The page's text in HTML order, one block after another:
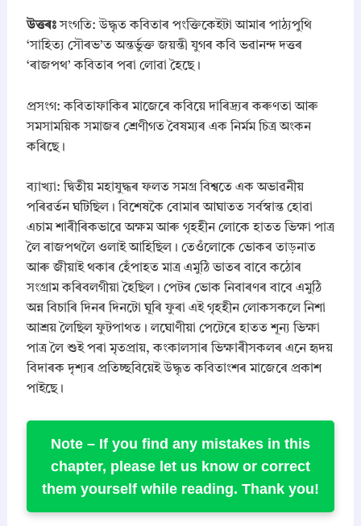
উত্তৰঃসংগতি: উদ্ধৃত কবিতাৰ পংক্তিকেইটা আমাৰ পাঠ্যপুথি
‘সাহিত্য সৌৰভ’ত অন্তৰ্ভুক্ত জয়ন্তী যুগৰ কবি ভৱানন্দ দত্তৰ
‘ৰাজপথ’ কবিতাৰ পৰা লোৱা হৈছে।
​প্ৰসংগ: কবিতাফাকিৰ মাজেৰে কবিয়ে দাৰিদ্ৰ্যৰ কৰুণতা আৰু
সমসাময়িক সমাজৰ শ্ৰেণীগত বৈষম্যৰ এক নিৰ্মম চিত্ৰ অংকন
কৰিছে।
​ব্যাখ্যা: দ্বিতীয় মহাযুদ্ধৰ ফলত সমগ্ৰ বিশ্বতে এক অভাৱনীয়
পৰিৱৰ্তন ঘটিছিল। বিশেষকৈ বোমাৰ আঘাতত সৰ্বস্বান্ত হোৱা
এচাম শাৰীৰিকভাৱে অক্ষম আৰু গৃহহীন লোকে হাতত ভিক্ষা পাত্ৰ
লৈ ৰাজপথলৈ ওলাই আহিছিল। তেওঁলোকে ভোকৰ তাড়নাত
আৰু জীয়াই থকাৰ হেঁপাহত মাত্ৰ এমুঠি ভাতৰ বাবে কঠোৰ
সংগ্ৰাম কৰিবলগীয়া হৈছিল। পেটৰ ভোক নিবাৰণৰ বাবে এমুঠি
অন্ন বিচাৰি দিনৰ দিনটো ঘূৰি ফুৰা এই গৃহহীন লোকসকলে নিশা
আশ্ৰয় লৈছিল ফুটপাথত। লঘোণীয়া পেটেৰে হাতত শূন্য ভিক্ষা
পাত্ৰ লৈ শুই পৰা মৃতপ্ৰায়, কংকালসাৰ ভিক্ষাৰীসকলৰ এনে হৃদয়
বিদাৰক দৃশ্যৰ প্ৰতিচ্ছবিয়েই উদ্ধৃত কবিতাংশৰ মাজেৰে প্ৰকাশ
পাইছে।
Note – If you find any mistakes in this
chapter, please let us know or correct
them yourself while reading. Thank you!